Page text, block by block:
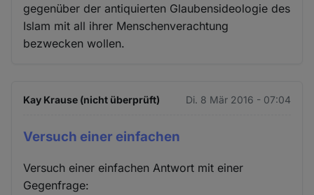
gegenüber der antiquierten Glaubensideologie des
Islam mit all ihrer Menschenverachtung
bezwecken wollen.
Kay Krause (nicht überprüft) Di. 8 Mär 2016 - 07:04
Versuch einer einfachen
Versuch einer einfachen Antwort mit einer
Gegenfrage: